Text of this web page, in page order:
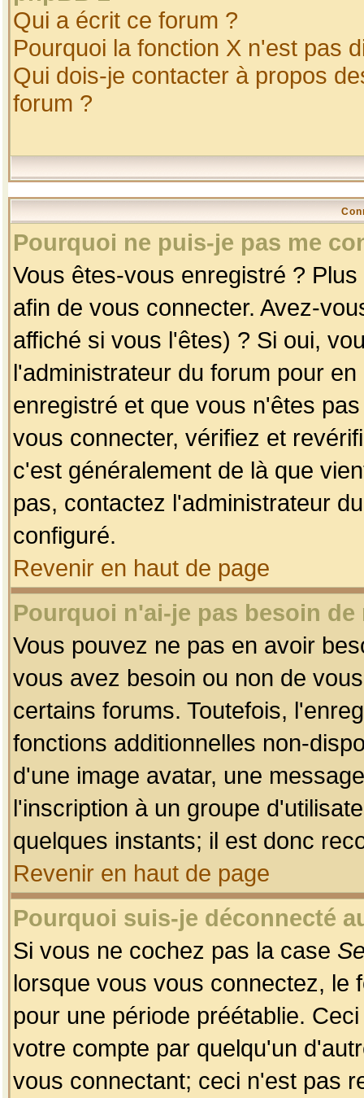
Qui a écrit ce forum ?
Pourquoi la fonction X n'est pas
Qui dois-je contacter à propos
forum ?
Pourquoi ne puis-je pas me
Vous êtes-vous enregistré ?
afin de vous connecter. Avez-
affiché si vous l'êtes) ? Si oui,
l'administrateur du forum pour
enregistré et que vous n'êtes
vous connecter, vérifiez et
c'est généralement de là que
pas, contactez l'administrateur
configuré.
Revenir en haut de page
Pourquoi n'ai-je pas besoin
Vous pouvez ne pas en avoir
vous avez besoin ou non de
certains forums. Toutefois,
fonctions additionnelles non-
d'une image avatar, une
l'inscription à un groupe
quelques instants; il est donc
Revenir en haut de page
Pourquoi suis-je déconnecté
Si vous ne cochez pas la case
lorsque vous vous connectez, le
pour une période préétablie.
votre compte par quelqu'un
vous connectant; ceci n'est pas